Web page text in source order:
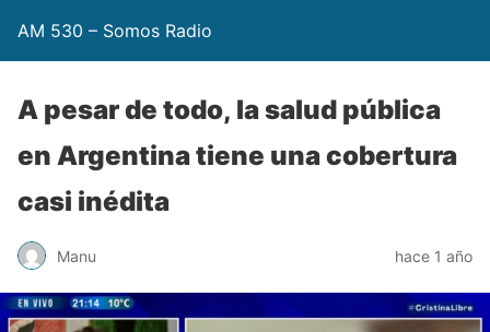
AM 530 – Somos Radio
A pesar de todo, la salud pública
en Argentina tiene una cobertura
casi inédita
Manu hace 1 año